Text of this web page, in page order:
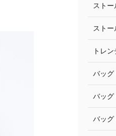
スト
スト
トレ
バッグ
バッグ
バッグ